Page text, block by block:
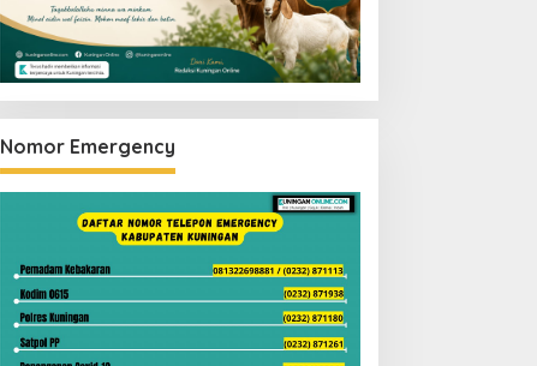
Nomor Emergency